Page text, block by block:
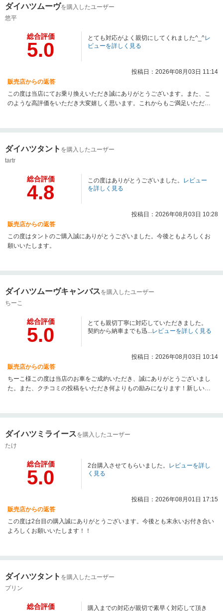
ダイハツムーヴを購入したユーザー
悠平
総合評価
5.0
とても対応がよく親切にしてくれました^_^レ
ビューを詳しく見る
投稿日：2026年08月03日 11:14
販売店からの返答
この度は当店にてお乗り換えいただき誠にありがとうございます。また、こ
のような高評価をいただき大変嬉しく思います。これからもご満足いただけ
ダイハツタント を購入したユーザー
tartr
総合評価
4.8
この度はありがとうございました。 レビュー
を詳しく見る
投稿日：2026年08月03日 10:28
販売店からの返答
この度はタントのご購入誠にありがとうございました。今後ともよろしくお
願いいたします。
ダイハツムーヴキャンバスを購入したユーザー
ちーこ
総合評価
5.0
とても親切丁寧に対応していただきました。
契約から納車までも迅...レビューを詳しく見る
投稿日：2026年08月03日 10:14
販売店からの返答
ちーこ様この度は当店のお車をご成約いただき、誠にありがとうございまし
た。また、クチコミの投稿をいただき何よりもの励みになります！新しいお
す。
ダイハツミライースを購入したユーザー
たけ
総合評価
5.0
2台購入させてもらいました。 レビューを詳し
く見る
投稿日：2026年08月01日 17:15
販売店からの返答
この度は2台目の購入誠にありがとうございます。今後とも末永いお付き合い
よろしくお願いいたします！！
ダイハツタント を購入したユーザー
プリン
総合評価
購入までの対応が親切で素早く対応して頂き